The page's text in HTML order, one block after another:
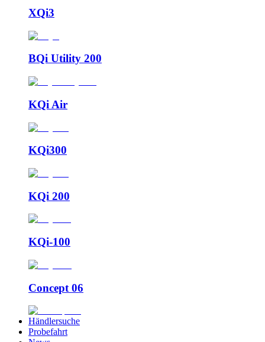
XQi3
BQi Utility 200
KQi Air
KQi300
KQi 200
KQi-100
Concept 06
Händlersuche
Probefahrt